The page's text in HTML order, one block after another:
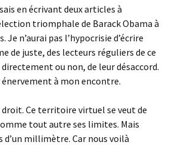
en écrivant deux articles à
triomphale de Barack Obama à
n’aurai pas l’hypocrisie d’écrire
de juste, des lecteurs réguliers de ce
ou non, de leur désaccord.
énervement à mon encontre.
Ce territoire virtuel se veut de
tout autre ses limites. Mais
d’un millimètre. Car nous voilà